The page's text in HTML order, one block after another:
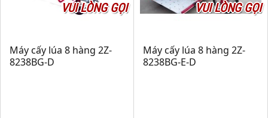
VUI LÒNG GỌI
Máy cấy lúa 8 hàng 2Z-
8238BG-D
VUI LÒNG GỌI
Máy cấy lúa 8 hàng 2Z-
8238BG-E-D